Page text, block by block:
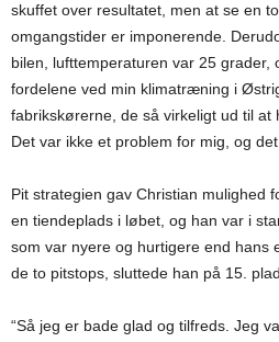
skuffet over resultatet, men at se en
omgangstider er imponerende.
bilen, lufttemperaturen var 25
fordelene ved min klimatræning i
fabrikskørerne, de så virkeligt ud til at
Det var ikke et problem for mig, og
Pit strategien gav Christian mulighed
en tiendeplads i løbet, og han var i
som var nyere og hurtigere end hans
de to pitstops, sluttede han på 15.
“Så jeg er bade glad og tilfreds. Jeg